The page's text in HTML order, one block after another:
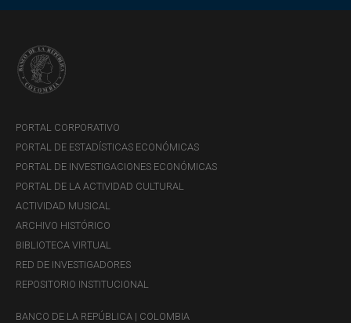
PORTAL CORPORATIVO
PORTAL DE ESTADÍSTICAS ECONÓMICAS
PORTAL DE INVESTIGACIONES ECONÓMICAS
PORTAL DE LA ACTIVIDAD CULTURAL
ACTIVIDAD MUSICAL
ARCHIVO HISTÓRICO
BIBLIOTECA VIRTUAL
RED DE INVESTIGADORES
REPOSITORIO INSTITUCIONAL
BANCO DE LA REPÚBLICA | COLOMBIA